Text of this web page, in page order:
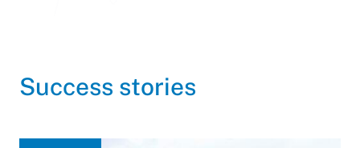
Success stories